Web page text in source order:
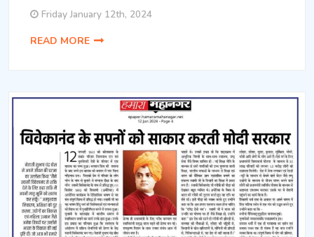
Friday January 12th, 2024
READ MORE